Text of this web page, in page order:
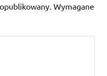
Wymagane